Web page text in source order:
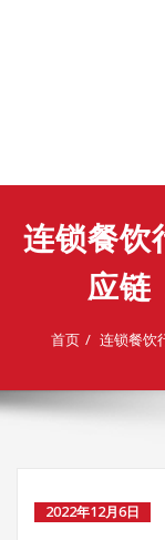
连锁餐饮
应链
首页 连锁餐饮
2022年12月6日